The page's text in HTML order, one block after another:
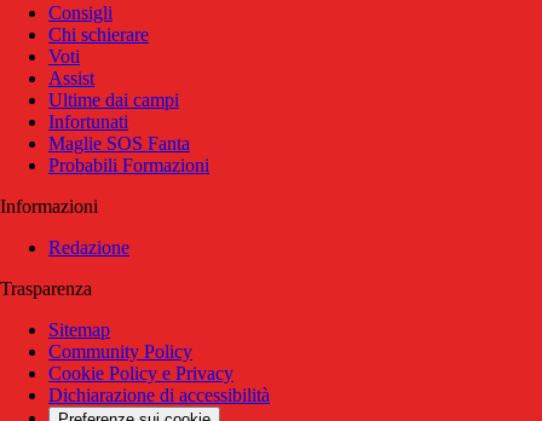
Consigli
Chi schierare
Voti
Assist
Ultime dai campi
Infortunati
Maglie SOS Fanta
Probabili Formazioni
Informazioni
Redazione
Trasparenza
Sitemap
Community Policy
Cookie Policy e Privacy
Dichiarazione di accessibilità